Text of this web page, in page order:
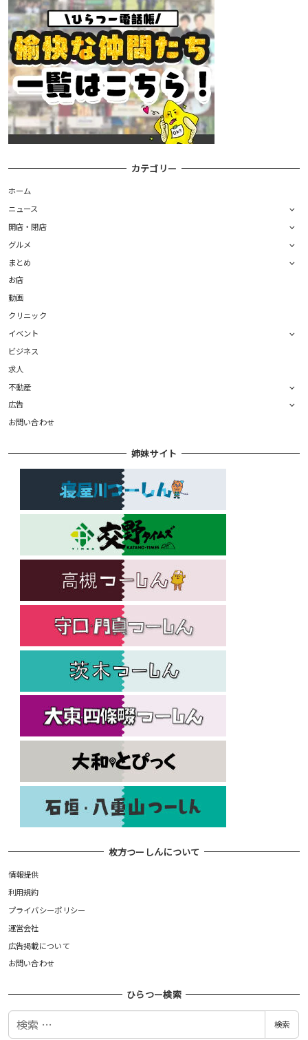
カテゴリー
ホーム
ニュース
開店・閉店
グルメ
まとめ
お店
動画
クリニック
イベント
ビジネス
求人
不動産
広告
お問い合わせ
姉妹サイト
枚方つーしんについて
情報提供
利用規約
プライバシーポリシー
運営会社
広告掲載について
お問い合わせ
ひらつー検索
検
検索